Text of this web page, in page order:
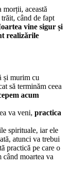
morții, această
când de fapt
vine sigur și
realizările
și murim cu
să terminăm ceea
acum
va veni, practica
spirituale, iar ele
atunci va trebui
practică pe care o
când moartea va